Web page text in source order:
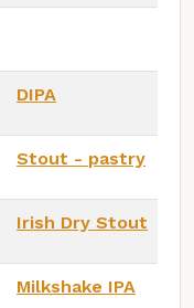
DIPA
Stout - pastry
Irish Dry Stout
Milkshake IPA